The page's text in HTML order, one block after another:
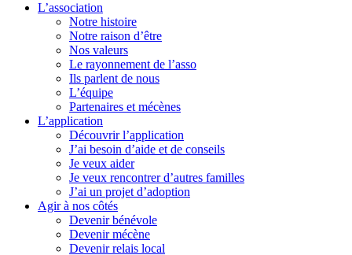
L’association
Notre histoire
Notre raison d’être
Nos valeurs
Le rayonnement de l’asso
Ils parlent de nous
L’équipe
Partenaires et mécènes
L’application
Découvrir l’application
J’ai besoin d’aide et de conseils
Je veux aider
Je veux rencontrer d’autres familles
J’ai un projet d’adoption
Agir à nos côtés
Devenir bénévole
Devenir mécène
Devenir relais local